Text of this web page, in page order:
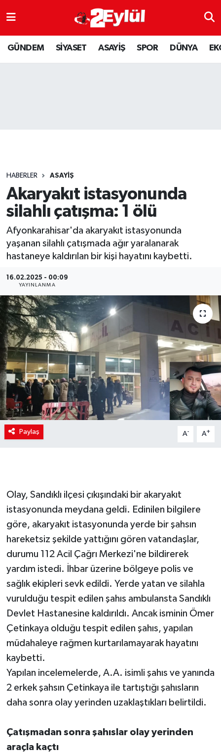
GÜNDEM SİYASET ASAYİŞ SPOR DÜNYA
HABERLER ASAYİŞ
Akaryakıt istasyonunda
silahlı çatışma: 1 ölü
Afyonkarahisar'da akaryakıt istasyonunda
yaşanan silahlı çatışmada ağır yaralanarak
hastaneye kaldırılan bir kişi hayatını kaybetti.
16.02.2025 - 00:09
YAYINLANMA
Paylaş A- A+
Olay, Sandıklı ilçesi çıkışındaki bir akaryakıt
istasyonunda meydana geldi. Edinilen bilgilere
göre, akaryakıt istasyonunda yerde bir şahsın
hareketsiz şekilde yattığını gören vatandaşlar,
durumu 112 Acil Çağrı Merkezi'ne bildirerek
yardım istedi. İhbar üzerine bölgeye polis ve
sağlık ekipleri sevk edildi. Yerde yatan ve silahla
vurulduğu tespit edilen şahıs ambulansta Sandıklı
Devlet Hastanesine kaldırıldı. Ancak isminin Ömer
Çetinkaya olduğu tespit edilen şahıs, yapılan
müdahaleye rağmen kurtarılamayarak hayatını
kaybetti.
Yapılan incelemelerde, A.A. isimli şahıs ve yanında
2 erkek şahsın Çetinkaya ile tartıştığı şahısların
daha sonra olay yerinden uzaklaştıkları belirtildi.
Çatışmadan sonra şahıslar olay yerinden
araçla kaçtı
ASAYİŞ
DÜNYA
SPOR
YAŞAM
Nöbetçi Eczaneler
Hava Durumu
Son Dakika Haberleri
Haber Arşivi